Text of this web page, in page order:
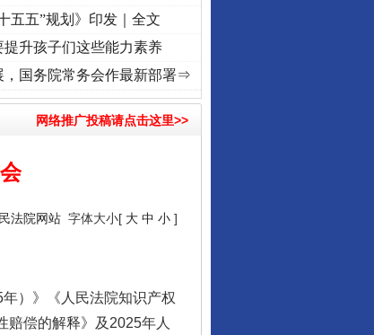
兴征程丨“转折之城”激荡..·[视频]牢记初心使命 奋进复兴征程丨红船起航处 潮
五五”规划》印发｜全文
升孩子们这些能力素养
，国务院常务会作最新部署⇒
网络推广投稿请点击这里>>
法院网站 字体大小[ 大 中 小 ]
）》《人民法院知识产权
赔偿的解释》及2025年人